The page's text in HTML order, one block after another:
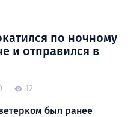
по ночному
и отправился в
12
был ранее